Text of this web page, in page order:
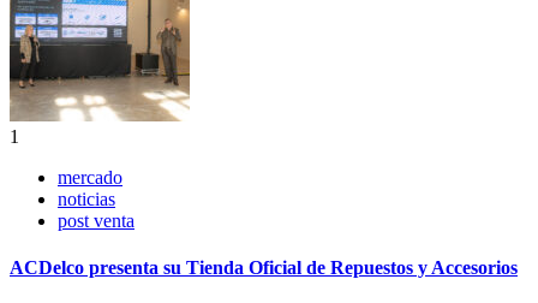
1
mercado
noticias
post venta
ACDelco presenta su Tienda Oficial de Repuestos y Accesorios